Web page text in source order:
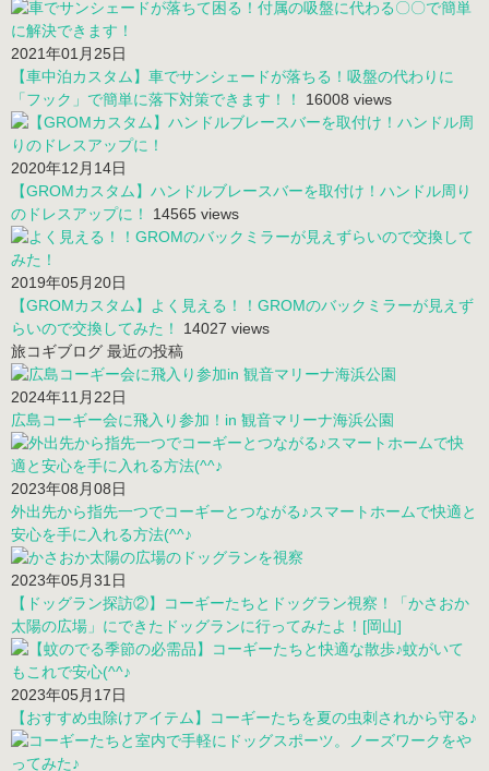
2021年01月25日
【車中泊カスタム】車でサンシェードが落ちる！吸盤の代わりに
「フック」で簡単に落下対策できます！！ 16008 views
2020年12月14日
【GROMカスタム】ハンドルブレースバーを取付け！ハンドル周り
のドレスアップに！ 14565 views
2019年05月20日
【GROMカスタム】よく見える！！GROMのバックミラーが見えず
らいので交換してみた！ 14027 views
旅コギブログ 最近の投稿
2024年11月22日
広島コーギー会に飛入り参加！in 観音マリーナ海浜公園
2023年08月08日
外出先から指先一つでコーギーとつながる♪スマートホームで快適と
安心を手に入れる方法(^^♪
2023年05月31日
【ドッグラン探訪②】コーギーたちとドッグラン視察！「かさおか
太陽の広場」にできたドッグランに行ってみたよ！[岡山]
2023年05月17日
【おすすめ虫除けアイテム】コーギーたちを夏の虫刺されから守る♪